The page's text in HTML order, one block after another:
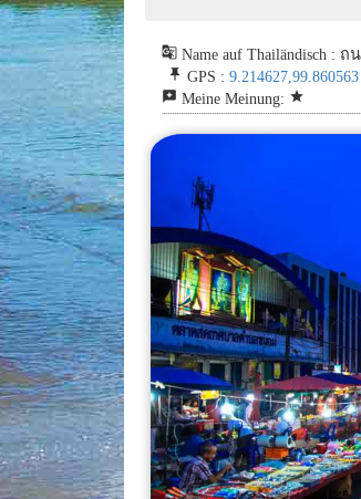
g_translate Name auf Thailändisch :
push_pin GPS : 9.214627,99.860563
reviews Meine Meinung: star